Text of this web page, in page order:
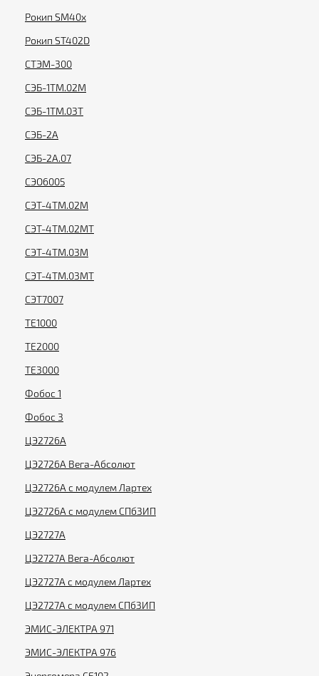
Рокип SM40x
Рокип ST402D
СТЭМ-300
СЭБ-1ТМ.02М
СЭБ-1ТМ.03Т
СЭБ-2А
СЭБ-2А.07
СЭО6005
СЭТ-4ТМ.02М
СЭТ-4ТМ.02МТ
СЭТ-4ТМ.03М
СЭТ-4ТМ.03МТ
СЭТ7007
ТЕ1000
ТЕ2000
ТЕ3000
Фобос 1
Фобос 3
ЦЭ2726А
ЦЭ2726А Вега-Абсолют
ЦЭ2726А с модулем Лартех
ЦЭ2726А с модулем СПбЗИП
ЦЭ2727А
ЦЭ2727А Вега-Абсолют
ЦЭ2727А с модулем Лартех
ЦЭ2727А с модулем СПбЗИП
ЭМИС-ЭЛЕКТРА 971
ЭМИС-ЭЛЕКТРА 976